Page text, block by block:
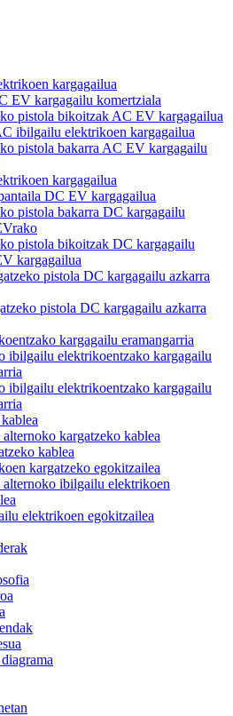
kargagailua
EV kargagailu komertziala
pistola bikoitzak AC EV kargagailua
ibilgailu elektrikoen kargagailua
pistola bakarra AC EV kargagailu
kargagailua
DC EV kargagailua
pistola bakarra DC kargagailu
pistola bikoitzak DC kargagailu
kargagailua
pistola DC kargagailu azkarra
pistola DC kargagailu azkarra
kargagailu eramangarria
ibilgailu elektrikoentzako kargagailu
ibilgailu elektrikoentzako kargagailu
kargatzeko kablea
kablea
kargatzeko egokitzailea
ibilgailu elektrikoen
elektrikoen egokitzailea